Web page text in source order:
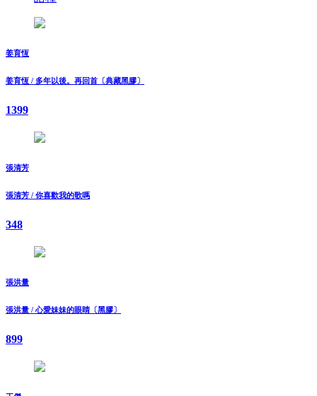
姜育恆
姜育恆 / 多年以後。再回首〔典藏黑膠〕
1399
張清芳
張清芳 / 你喜歡我的歌嗎
348
張洪量
張洪量 / 心愛妹妹的眼睛〔黑膠〕
899